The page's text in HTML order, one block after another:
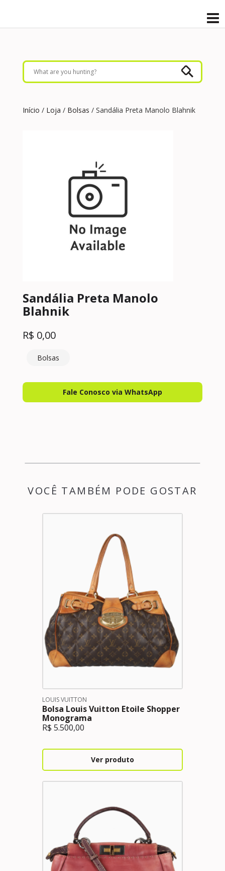
Início / Loja / Bolsas / Sandália Preta Manolo Blahnik
Sandália Preta Manolo
Blahnik
R$ 0,00
Bolsas
Fale Conosco via WhatsApp
VOCÊ TAMBÉM PODE GOSTAR
LOUIS VUITTON
Bolsa Louis Vuitton Etoile Shopper
Monograma
R$ 5.500,00
Ver produto